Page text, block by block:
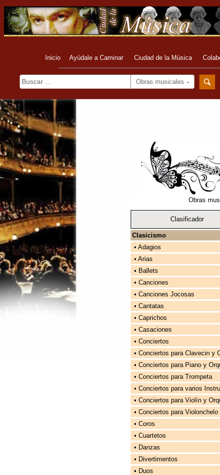
Inicio Ayúdale a Caminar Ciudad de la Música
Obras musicales
Obras
Clasificador
Clasicismo
• Adagios
• Arias
• Ballets
• Canciones
• Canciones Jocosas
• Cantatas
• Caprichos
• Casaciones
• Conciertos
• Conciertos para Clavecin y
• Conciertos para Piano y
• Conciertos para Trompeta
• Conciertos para varios
• Conciertos para Violín y
• Conciertos para Violonchelo
• Coros
• Cuartetos
• Danzas
• Divertimentos
• Duos